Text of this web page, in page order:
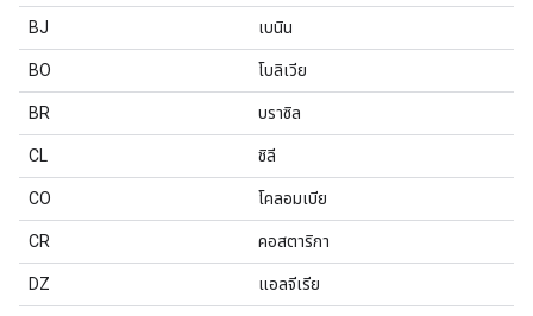
BJ เบนิน
BO โบลิเวีย
BR บราซิล
CL ชิลี
CO โคลอมเบีย
CR คอสตาริกา
DZ แอลจีเรีย